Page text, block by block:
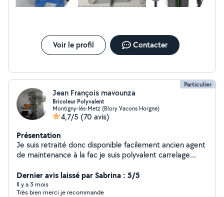
Voir le profil Contacter
Particulier
Jean François mavounza
Bricoleur Polyvalent
Montigny-lès-Metz (Blory Vacons Horgne)
4,7/5 (70 avis)
Présentation
Je suis retraité donc disponible facilement ancien agent
de maintenance à la fac je suis polyvalent carrelage
jardinage j ai un motoculteur travail soigner
Dernier avis laissé par Sabrina : 5/5
Il y a 3 mois
Très bien merci je recommande